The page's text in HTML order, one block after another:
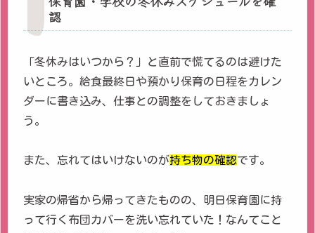
認
「冬休みはいつから？」と直前で慌てるのは避けた
いところ。給食最終日や預かり保育の日程をカレン
ダーに書き込み、仕事との調整をしておきましょ
う。
また、忘れてはいけないのが持ち物の確認です。
実家の帰省から帰ってきたものの、明日保育園に持
って行く布団カバーを洗い忘れていた！なんてこと